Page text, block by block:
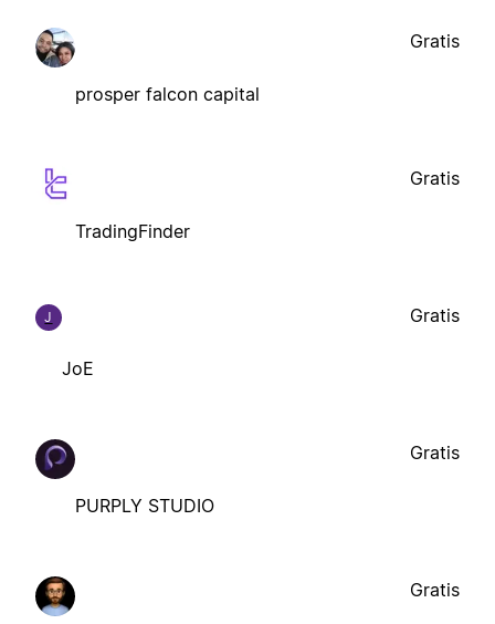
prosper falcon capital
Gratis
TradingFinder
Gratis
J
JoE
Gratis
PURPLY STUDIO
Gratis
Gratis